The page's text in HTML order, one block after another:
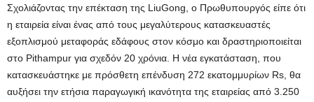
Σχολιάζοντας την επέκταση της LiuGong, ο Πρωθυπουργός είπε ότι
η εταιρεία είναι ένας από τους μεγαλύτερους κατασκευαστές
εξοπλισμού μεταφοράς εδάφους στον κόσμο και δραστηριοποιείται
στο Pithampur για σχεδόν 20 χρόνια. Η νέα εγκατάσταση, που
κατασκευάστηκε με πρόσθετη επένδυση 272 εκατομμυρίων Rs, θα
αυξήσει την ετήσια παραγωγική ικανότητα της εταιρείας από 3.250